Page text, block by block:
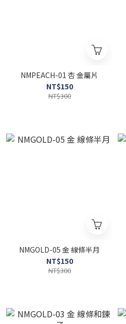
NMPEACH-01 杏 金屬片
NT$150
NT$300
NMGOLD-05 金 線條半月
NT$150
NT$300